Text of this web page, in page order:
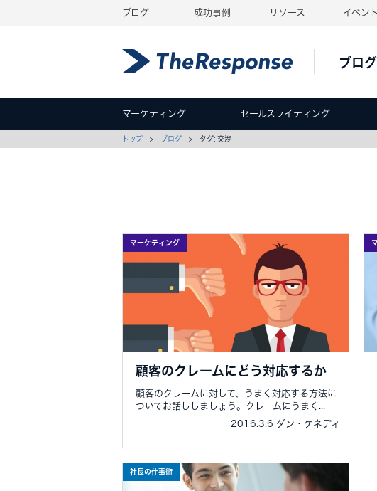
ブログ 成功事例 リソース イベン
ブログ
マーケティング セールスライティング
トップ > ブログ > タグ: 交渉
マーケティング
顧客のクレームにどう対応するか
顧客のクレームに対して、うまく対応する方法に
ついてお話ししましょう。クレームにうまく...
2016.3.6 ダン・ケネディ
社長の仕事術